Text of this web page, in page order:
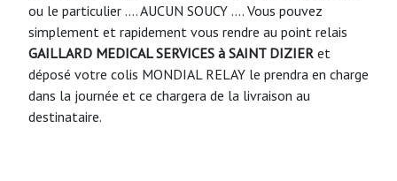
ou le particulier …. AUCUN SOUCY …. Vous pouvez
simplement et rapidement vous rendre au point relais
GAILLARD MEDICAL SERVICES à SAINT DIZIER et
déposé votre colis MONDIAL RELAY le prendra en charge
dans la journée et ce chargera de la livraison au
destinataire.